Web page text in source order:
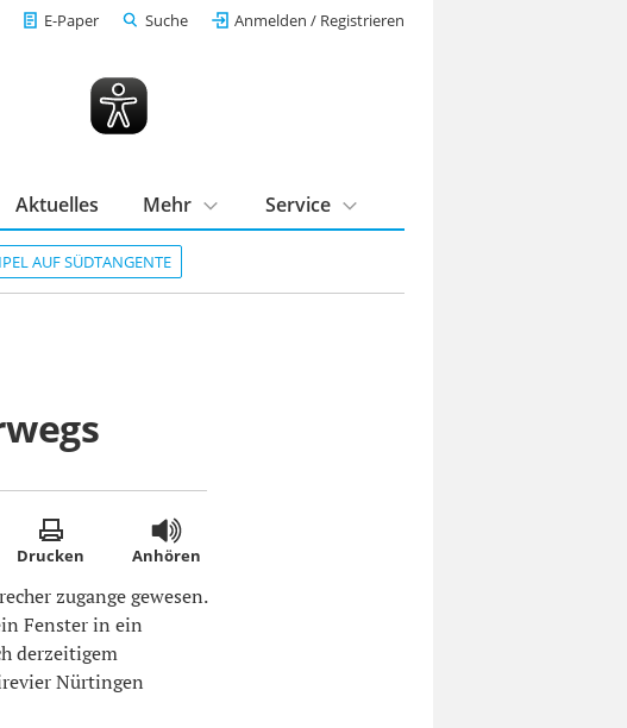
E-Paper Suche Anmelden / Registrieren
AUF SÜDTANGENTE
Aktuelles Mehr Service
Drucken Anhören
zugange gewesen.
Fenster in ein
derzeitigem
Nürtingen